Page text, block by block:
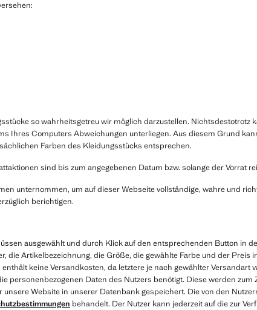
so wahrheitsgetreu wir möglich darzustellen. Nichtsdestotrotz
Ihres Computers Abweichungen unterliegen. Aus diesem Grund
Farben des Kleidungsstücks entsprechen.
sind bis zum angegebenen Datum bzw. solange der Vorrat
unternommen, um auf dieser Webseite vollständige, wahre und
berichtigen.
ausgewählt und durch Klick auf den entsprechenden Button in
die Artikelbezeichnung, die Größe, die gewählte Farbe und der
keine Versandkosten, da letztere je nach gewählter Versandart
personenbezogenen Daten des Nutzers benötigt. Diese werden
Website in unserer Datenbank gespeichert. Die von den
behandelt. Der Nutzer kann jederzeit auf die zur